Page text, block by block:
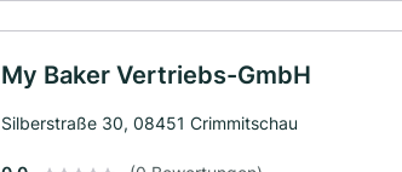
My Baker Vertriebs-GmbH
Silberstraße 30, 08451 Crimmitschau